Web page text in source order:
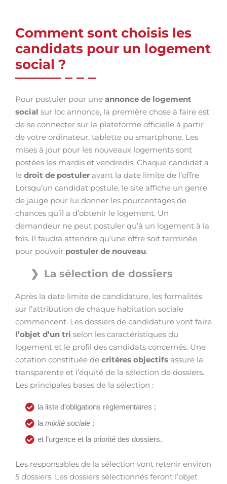
Comment sont choisis les
candidats pour un logement
social ?
Pour postuler pour une annonce de logement
social sur loc annonce, la première chose à faire est
de se connecter sur la plateforme officielle à partir
de votre ordinateur, tablette ou smartphone. Les
mises à jour pour les nouveaux logements sont
postées les mardis et vendredis. Chaque candidat a
le droit de postuler avant la date limite de l’offre.
Lorsqu’un candidat postule, le site affiche un genre
de jauge pour lui donner les pourcentages de
chances qu’il a d’obtenir le logement. Un
demandeur ne peut postuler qu’à un logement à la
fois. Il faudra attendre qu’une offre soit terminée
pour pouvoir postuler de nouveau.
La sélection de dossiers
Après la date limite de candidature, les formalités
sur l’attribution de chaque habitation sociale
commencent. Les dossiers de candidature vont faire
l’objet d’un tri selon les caractéristiques du
logement et le profil des candidats concernés. Une
cotation constituée de critères objectifs assure la
transparente et l’équité de la sélection de dossiers.
Les principales bases de la sélection :
la liste d’obligations règlementaires ;
la mixité sociale ;
et l’urgence et la priorité des dossiers.
Les responsables de la sélection vont retenir environ
5 dossiers. Les dossiers sélectionnés feront l’objet